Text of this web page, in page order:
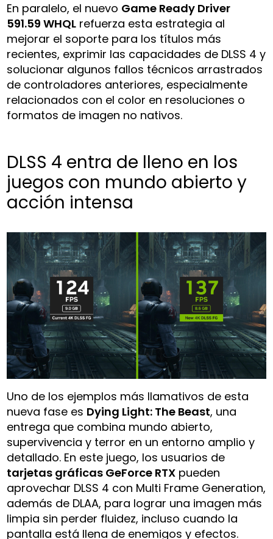
En paralelo, el nuevo Game Ready Driver
591.59 WHQL refuerza esta estrategia al
mejorar el soporte para los títulos más
recientes, exprimir las capacidades de DLSS 4 y
solucionar algunos fallos técnicos arrastrados
de controladores anteriores, especialmente
relacionados con el color en resoluciones o
formatos de imagen no nativos.
DLSS 4 entra de lleno en los
juegos con mundo abierto y
acción intensa
Uno de los ejemplos más llamativos de esta
nueva fase es Dying Light: The Beast, una
entrega que combina mundo abierto,
supervivencia y terror en un entorno amplio y
detallado. En este juego, los usuarios de
tarjetas gráficas GeForce RTX pueden
aprovechar DLSS 4 con Multi Frame Generation,
además de DLAA, para lograr una imagen más
limpia sin perder fluidez, incluso cuando la
pantalla está llena de enemigos y efectos.